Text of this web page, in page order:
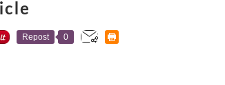
Repost 0